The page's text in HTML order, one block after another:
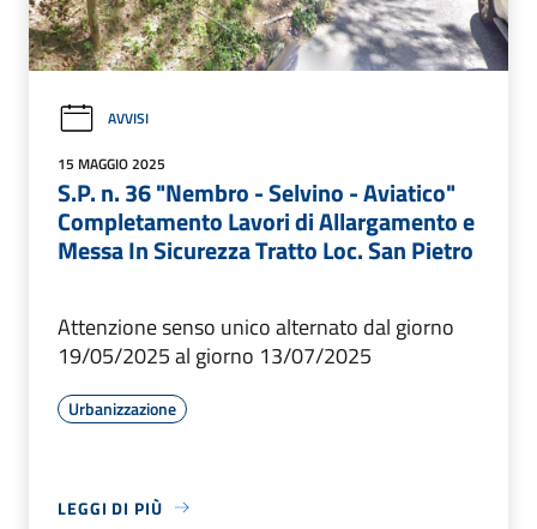
AVVISI
15 MAGGIO 2025
S.P. n. 36 "Nembro - Selvino - Aviatico"
Completamento Lavori di Allargamento e
Messa In Sicurezza Tratto Loc. San Pietro
Attenzione senso unico alternato dal giorno
19/05/2025 al giorno 13/07/2025
Urbanizzazione
LEGGI DI PIÙ